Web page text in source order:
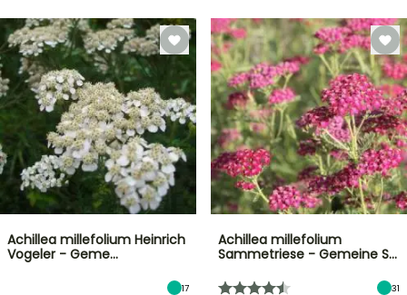
Achillea millefolium Heinrich
Vogeler - Geme…
17
Achillea millefolium
Sammetriese - Gemeine S…
31